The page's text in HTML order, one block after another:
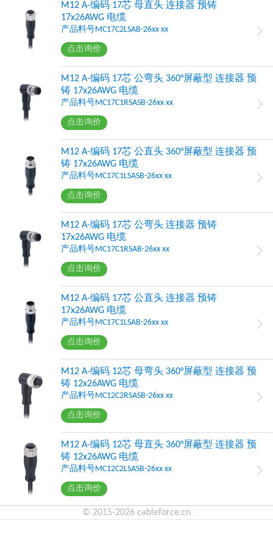
M12 A-编码 17芯 母直头 连接器 预铸
17x26AWG 电缆
产品料号MC17C2LSAB-26xx xx
点击询价
M12 A-编码 17芯 公弯头 360°屏蔽型 连接器 预
铸 17x26AWG 电缆
产品料号MC17C1RSASB-26xx xx
点击询价
M12 A-编码 17芯 公直头 360°屏蔽型 连接器 预
铸 17x26AWG 电缆
产品料号MC17C1LSASB-26xx xx
点击询价
M12 A-编码 17芯 公弯头 连接器 预铸
17x26AWG 电缆
产品料号MC17C1RSAB-26xx xx
点击询价
M12 A-编码 17芯 公直头 连接器 预铸
17x26AWG 电缆
产品料号MC17C1LSAB-26xx xx
点击询价
M12 A-编码 12芯 母弯头 360°屏蔽型 连接器 预
铸 12x26AWG 电缆
产品料号MC12C2RSASB-26xx xx
点击询价
M12 A-编码 12芯 母直头 360°屏蔽型 连接器 预
铸 12x26AWG 电缆
产品料号MC12C2LSASB-26xx xx
点击询价
© 2015-2026 cableforce.cn